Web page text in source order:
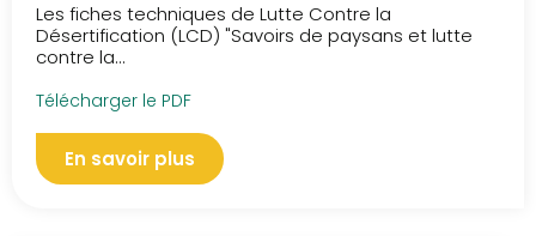
Les fiches techniques de Lutte Contre la
Désertification (LCD) "Savoirs de paysans et lutte
contre la...
Télécharger le PDF
En savoir plus